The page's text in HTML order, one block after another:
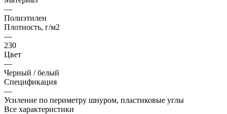
—
Полиэтилен
Плотность, г/м2
—
230
Цвет
—
Черный / белый
Спецификация
—
Усиление по периметру шнуром, пластиковые углы
Все характеристики